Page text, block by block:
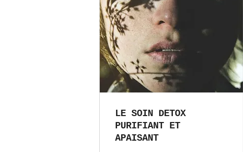
LE SOIN DETOX
PURIFIANT ET
APAISANT